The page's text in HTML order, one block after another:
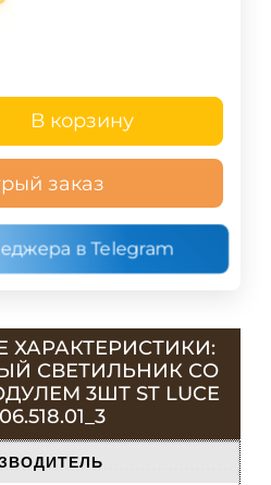
В корзину
заказ
в Telegram
ХАРАКТЕРИСТИКИ:
СВЕТИЛЬНИК СО
3ШТ ST LUCE